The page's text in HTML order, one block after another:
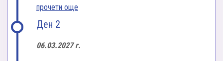
(използва се градски транспорт), която ще ви
до величието на Триумфалната арка, блясъка
кула. Ще преминете край Пти Пале и Гран
прочети още
Ден 2
06.03.2027 г.